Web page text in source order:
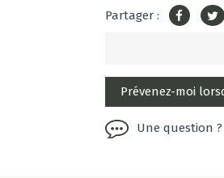
Partager :
Une question ?